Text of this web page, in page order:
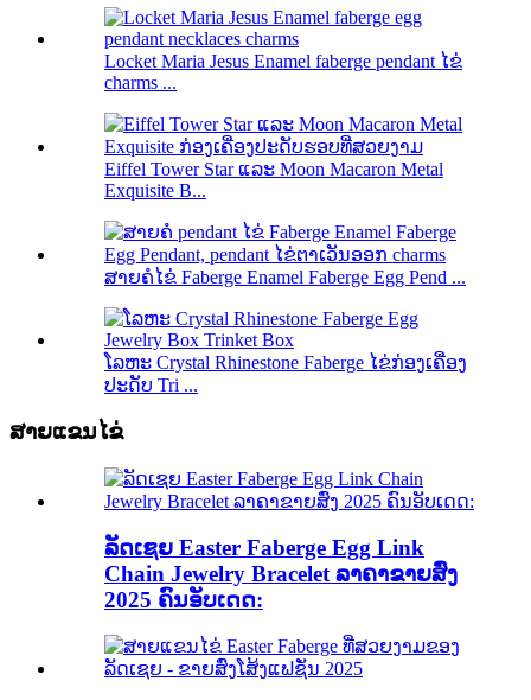
Locket Maria Jesus Enamel faberge pendant ໄຂ່
charms ...
Eiffel Tower Star ແລະ Moon Macaron Metal
Exquisite B...
ສາຍຄໍໄຂ່ Faberge Enamel Faberge Egg Pend ...
ໂລຫະ Crystal Rhinestone Faberge ໄຂ່ກ່ອງເຄື່ອງ
ປະດັບ Tri ...
ສາຍແຂນໄຂ່
ລັດເຊຍ Easter Faberge Egg Link
Chain Jewelry Bracelet ລາຄາຂາຍສົ່ງ
2025 ຄົນອັບເດດ: